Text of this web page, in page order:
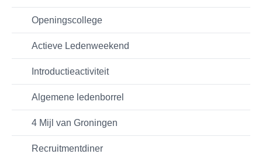
Openingscollege
Actieve Ledenweekend
Introductieactiviteit
Algemene ledenborrel
4 Mijl van Groningen
Recruitmentdiner